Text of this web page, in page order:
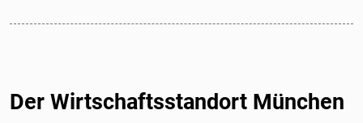
Der Wirtschaftsstandort München